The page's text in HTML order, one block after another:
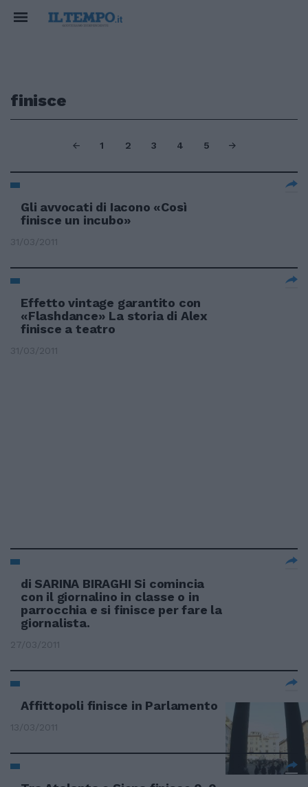
finisce
1 2 3 4 5
Gli avvocati di Iacono «Così
finisce un incubo»
31/03/2011
Effetto vintage garantito con
«Flashdance» La storia di Alex
finisce a teatro
31/03/2011
di SARINA BIRAGHI Si comincia
con il giornalino in classe o in
parrocchia e si finisce per fare la
giornalista.
27/03/2011
Affittopoli finisce in Parlamento
13/03/2011